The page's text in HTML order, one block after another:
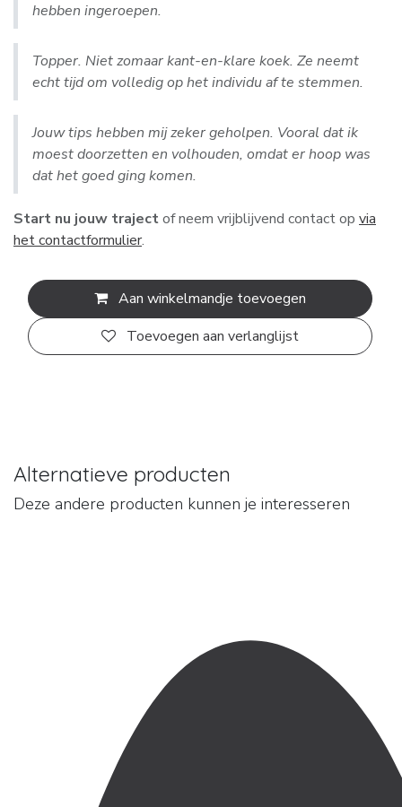
hebben ingeroepen.
Topper. Niet zomaar kant-en-klare koek. Ze neemt
echt tijd om volledig op het individu af te stemmen.
Jouw tips hebben mij zeker geholpen. Vooral dat ik
moest doorzetten en volhouden, omdat er hoop was
dat het goed ging komen.
Start nu jouw trajectof neem vrijblijvend contact op via
het contactformulier.
Aan winkelmandje toevoegen
Toevoegen aan verlanglijst
Alternatieve producten
Deze andere producten kunnen je interesseren